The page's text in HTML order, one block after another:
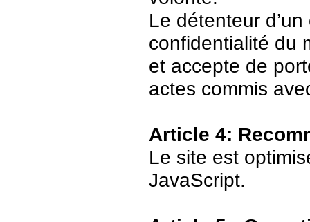
Le détenteur
confidentialité du
et accepte de
actes commis
Article 4:
Le site est
JavaScript.